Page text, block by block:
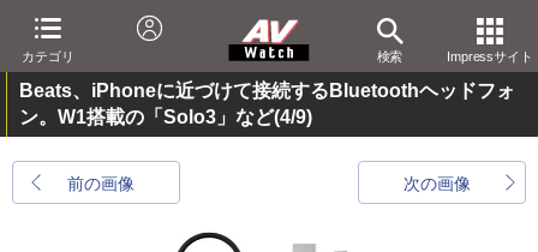
カテゴリ 検索 Impressサイト
Beats、iPhoneに近づけて接続するBluetoothヘッドフォ
ン。W1搭載の「Solo3」など(4/9)
前の画像 次の画像